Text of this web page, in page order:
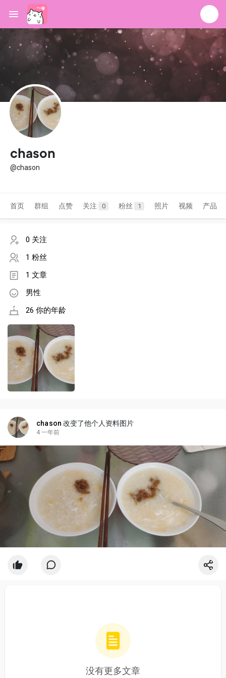
chason
@chason
首页 群组 点赞 关注 0 粉丝 1 照片 视频 产品
0 关注
1 粉丝
1 文章
男性
26 你的年龄
chason 改变了他个人资料图片
4 一年前
没有更多文章